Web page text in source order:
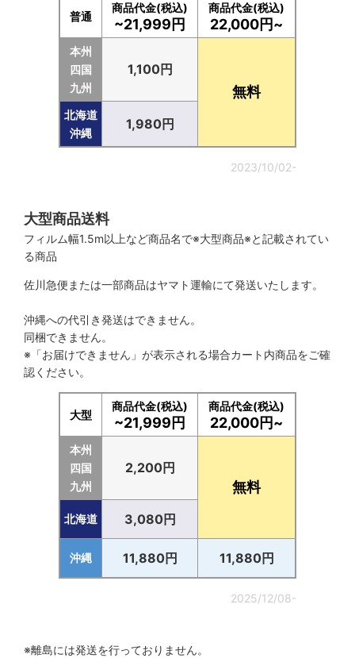
普通
商品代金(税込)
~21,999円
商品代金(税込)
22,000円~
本州
四国
九州
1,100円
無料
北海道
沖縄
1,980円
2023/10/02-
大型商品送料
フィルム幅1.5m以上など商品名で※大型商品※と記載されてい
る商品
佐川急便または一部商品はヤマト運輸にて発送いたします。
沖縄への代引き発送はできません。
同梱できません。
※「お届けできません」が表示される場合カート内商品をご確
認ください。
大型
商品代金(税込)
~21,999円
商品代金(税込)
22,000円~
本州
四国
九州
2,200円
無料
北海道 3,080円
沖縄 11,880円 11,880円
2025/12/08-
※離島には発送を行っておりません。